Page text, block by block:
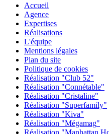
Accueil
Agence
Expertises
Réalisations
L'équipe
Mentions légales
Plan du site
Politique de cookies
Réalisation "Club 52"
Réalisation "Connétable"
Réalisation "Cristaline"
Réalisation "Superfamily"
Réalisation "Kiva"
Réalisation "Mégamag"
Réalisation "Manhattan